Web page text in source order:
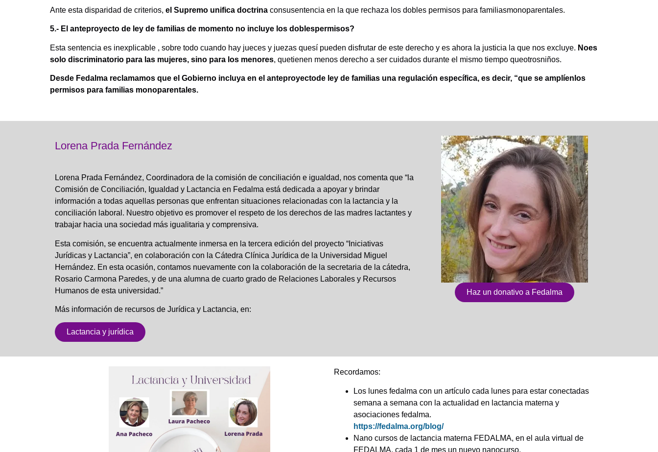
Ante esta disparidad de criterios, el Supremo unifica doctrina consusentencia en la que rechaza los dobles permisos para familiasmonoparentales.
5.- El anteproyecto de ley de familias de momento no incluye los doblespermisos?
Esta sentencia es inexplicable , sobre todo cuando hay jueces y juezas quesí pueden disfrutar de este derecho y es ahora la justicia la que nos excluye. Noes
solo discriminatorio para las mujeres, sino para los menores, quetienen menos derecho a ser cuidados durante el mismo tiempo queotrosniños.
Desde Fedalma reclamamos que el Gobierno incluya en el anteproyectode ley de familias una regulación específica, es decir, “que se amplíenlos
permisos para familias monoparentales.
Lorena Prada Fernández
Lorena Prada Fernández, Coordinadora de la comisión de conciliación e igualdad, nos comenta que “la
Comisión de Conciliación, Igualdad y Lactancia en Fedalma está dedicada a apoyar y brindar
información a todas aquellas personas que enfrentan situaciones relacionadas con la lactancia y la
conciliación laboral. Nuestro objetivo es promover el respeto de los derechos de las madres lactantes y
trabajar hacia una sociedad más igualitaria y comprensiva.
Esta comisión, se encuentra actualmente inmersa en la tercera edición del proyecto “Iniciativas
Jurídicas y Lactancia”, en colaboración con la Cátedra Clínica Jurídica de la Universidad Miguel
Hernández. En esta ocasión, contamos nuevamente con la colaboración de la secretaria de la cátedra,
Rosario Carmona Paredes, y de una alumna de cuarto grado de Relaciones Laborales y Recursos
Humanos de esta universidad.”
Más información de recursos de Jurídica y Lactancia, en:
Lactancia y jurídica
Haz un donativo a Fedalma
Recordamos:
Los lunes fedalma con un artículo cada lunes para estar conectadas
semana a semana con la actualidad en lactancia materna y
asociaciones fedalma.
https://fedalma.org/blog/
Nano cursos de lactancia materna FEDALMA, en el aula virtual de
FEDALMA, cada 1 de mes un nuevo nanocurso.